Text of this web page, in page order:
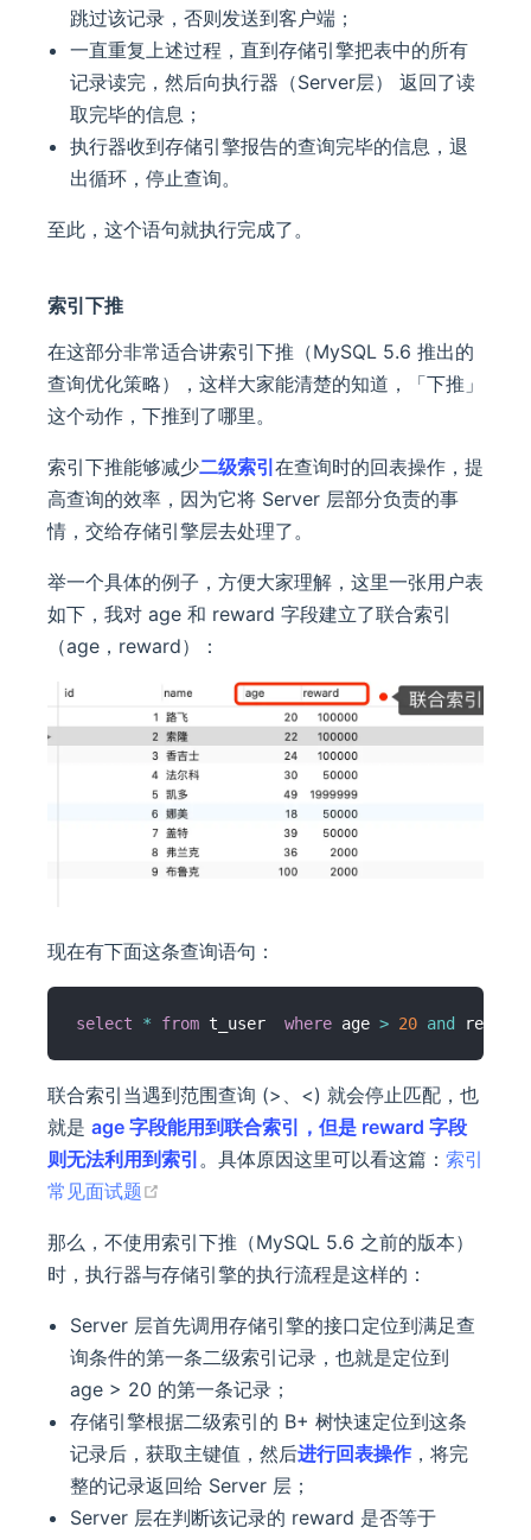
跳过该记录，否则发送到客户端；
一直重复上述过程，直到存储引擎把表中的所有
记录读完，然后向执行器（Server层） 返回了读
取完毕的信息；
执行器收到存储引擎报告的查询完毕的信息，退
出循环，停止查询。
至此，这个语句就执行完成了。
索引下推
在这部分非常适合讲索引下推（MySQL 5.6 推出的
查询优化策略），这样大家能清楚的知道，「下推」
这个动作，下推到了哪里。
索引下推能够减少二级索引 在查询时的回表操作，提
高查询的效率，因为它将 Server 层部分负责的事
情，交给存储引擎层去处理了。
举一个具体的例子，方便大家理解，这里一张用户表
如下，我对 age 和 reward 字段建立了联合索引
（age，reward）：
现在有下面这条查询语句：
select * from t_user where age > 20 and reward
联合索引当遇到范围查询 (>、<) 就会停止匹配，也
就是 age 字段能用到联合索引，但是 reward 字段
则无法利用到索引 。具体原因这里可以看这篇： 索引
常见面试题
那么，不使用索引下推（MySQL 5.6 之前的版本）
时，执行器与存储引擎的执行流程是这样的：
Server 层首先调用存储引擎的接口定位到满足查
询条件的第一条二级索引记录，也就是定位到
age > 20 的第一条记录；
存储引擎根据二级索引的 B+ 树快速定位到这条
记录后，获取主键值，然后进行回表操作 ，将完
整的记录返回给 Server 层；
Server 层在判断该记录的 reward 是否等于